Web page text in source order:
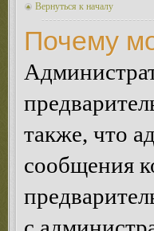
Вернуться к началу
Почему
также, что
сообщения